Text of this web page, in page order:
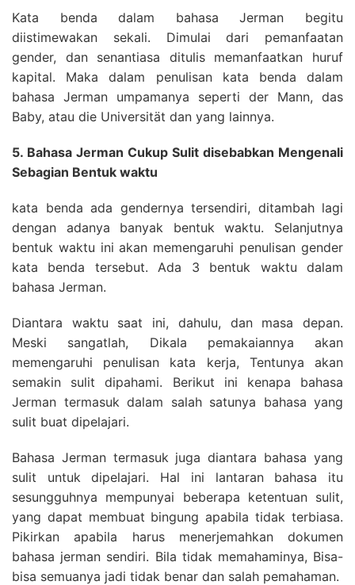
Kata benda dalam bahasa Jerman begitu
diistimewakan sekali. Dimulai dari pemanfaatan
gender, dan senantiasa ditulis memanfaatkan huruf
kapital. Maka dalam penulisan kata benda dalam
bahasa Jerman umpamanya seperti der Mann, das
Baby, atau die Universität dan yang lainnya.
5. Bahasa Jerman Cukup Sulit disebabkan Mengenali
Sebagian Bentuk waktu
kata benda ada gendernya tersendiri, ditambah lagi
dengan adanya banyak bentuk waktu. Selanjutnya
bentuk waktu ini akan memengaruhi penulisan gender
kata benda tersebut. Ada 3 bentuk waktu dalam
bahasa Jerman.
Diantara waktu saat ini, dahulu, dan masa depan.
Meski sangatlah, Dikala pemakaiannya akan
memengaruhi penulisan kata kerja, Tentunya akan
semakin sulit dipahami. Berikut ini kenapa bahasa
Jerman termasuk dalam salah satunya bahasa yang
sulit buat dipelajari.
Bahasa Jerman termasuk juga diantara bahasa yang
sulit untuk dipelajari. Hal ini lantaran bahasa itu
sesungguhnya mempunyai beberapa ketentuan sulit,
yang dapat membuat bingung apabila tidak terbiasa.
Pikirkan apabila harus menerjemahkan dokumen
bahasa jerman sendiri. Bila tidak memahaminya, Bisa-
bisa semuanya jadi tidak benar dan salah pemahaman.